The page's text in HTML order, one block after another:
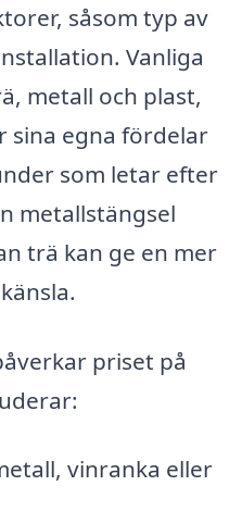
såsom typ av
Vanliga
metall och plast,
sina egna fördelar
som letar efter
metallstängsel
trä kan ge en mer
priset på
vinranka eller